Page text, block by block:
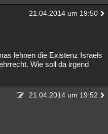
21.04.2014 um 19:50
lehnen die Existenz Israels
Wie soll da irgend
21.04.2014 um 19:52